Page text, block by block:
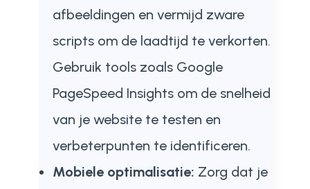
afbeeldingen en vermijd zware
scripts om de laadtijd te verkorten.
Gebruik tools zoals Google
PageSpeed Insights om de snelheid
van je website te testen en
verbeterpunten te identificeren.
Mobiele optimalisatie: Zorg dat je